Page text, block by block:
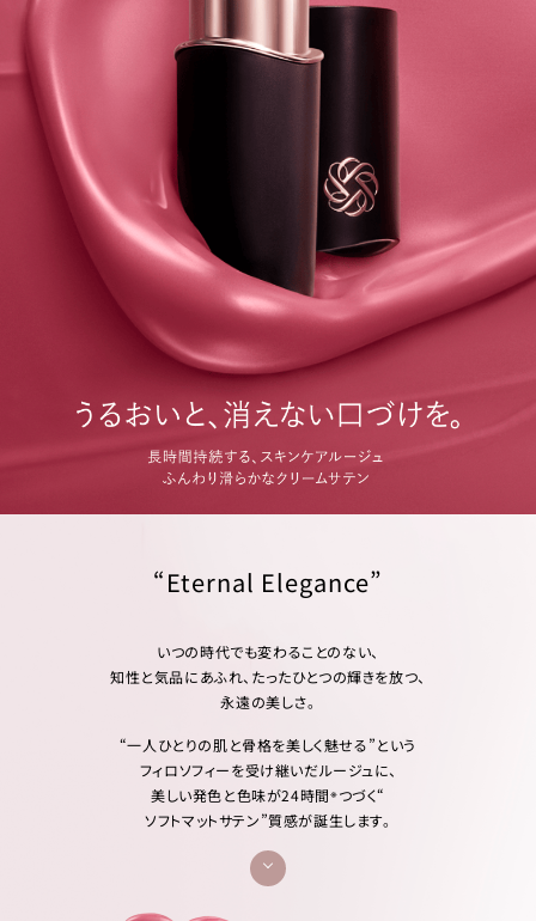
“Eternal Elegance”
いつの時代でも変わることのない、
知性と気品にあふれ、たったひとつの輝きを放つ、
永遠の美しさ。
“一人ひとりの肌と骨格を美しく魅せる”という
フィロソフィーを受け継いだルージュに、
美しい発色と色味が24時間※つづく“
ソフトマットサテン”質感が誕生します。